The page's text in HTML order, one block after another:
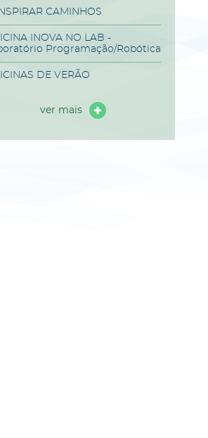
CAMINHOS
INOVA NO LAB -
Programação/Robótica
DE VERÃO
ver mais